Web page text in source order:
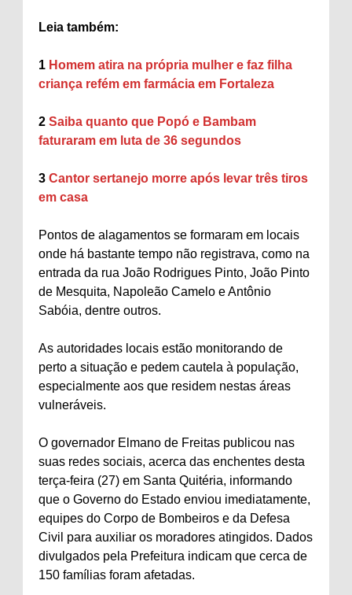
Leia também:
1 Homem atira na própria mulher e faz filha
criança refém em farmácia em Fortaleza
2 Saiba quanto que Popó e Bambam
faturaram em luta de 36 segundos
3 Cantor sertanejo morre após levar três tiros
em casa
Pontos de alagamentos se formaram em locais
onde há bastante tempo não registrava, como na
entrada da rua João Rodrigues Pinto, João Pinto
de Mesquita, Napoleão Camelo e Antônio
Sabóia, dentre outros.
As autoridades locais estão monitorando de
perto a situação e pedem cautela à população,
especialmente aos que residem nestas áreas
vulneráveis.
O governador Elmano de Freitas publicou nas
suas redes sociais, acerca das enchentes desta
terça-feira (27) em Santa Quitéria, informando
que o Governo do Estado enviou imediatamente,
equipes do Corpo de Bombeiros e da Defesa
Civil para auxiliar os moradores atingidos. Dados
divulgados pela Prefeitura indicam que cerca de
150 famílias foram afetadas.